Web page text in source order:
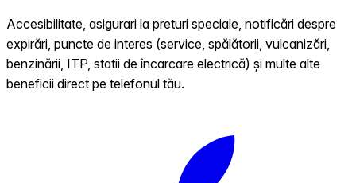
Accesibilitate, asigurari la preturi speciale, notificări despre
expirări, puncte de interes (service, spălătorii, vulcanizări,
benzinării, ITP, statii de încarcare electrică) și multe alte
beneficii direct pe telefonul tău.